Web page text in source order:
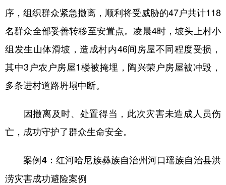
序，组织群众紧急撤离，顺利将受威胁的47户共计118
名群众全部妥善转移至安置点。凌晨4时，坡头上村小
组发生山体滑坡，造成村内46间房屋不同程度受损，
其中3户农户房屋1楼被掩埋，陶兴荣户房屋被冲毁，
多条进村道路坍塌中断。
因撤离及时、处置得当，此次灾害未造成人员伤
亡，成功守护了群众生命安全。
案例4：红河哈尼族彝族自治州河口瑶族自治县洪
涝灾害成功避险案例